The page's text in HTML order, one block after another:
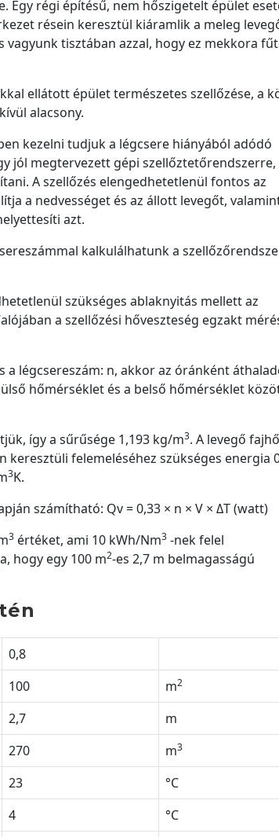
Egy régi építésű, nem hőszigetelt épület
résein keresztül kiáramlik a meleg
tisztában azzal, hogy ez mekkora
ellátott épület természetes szellőzése, a
alacsony.
kezelni tudjuk a légcsere hiányából adódó
jól megtervezett gépi szellőztetőrendszerre,
A szellőzés elengedhetetlenül fontos az
a nedvességet és az állott levegőt,
azt.
kalkulálhatunk a
szükséges ablaknyitás mellett az
a szellőzési hőveszteség egzakt
a légcsereszám: n, akkor az óránként
hőmérséklet és a belső hőmérséklet
így a sűrűsége 1,193 kg/m3. A levegő
keresztüli felemeléséhez szükséges energia
3K.
számítható: Qv = 0,33 × n × V × ΔT (watt)
3értéket, ami 10 kWh/Nm3-nek felel
hogy egy 100 m2-es 2,7 m belmagasságú
0,8
100 m2
2,7
m
270 m3
23
°C
4
°C